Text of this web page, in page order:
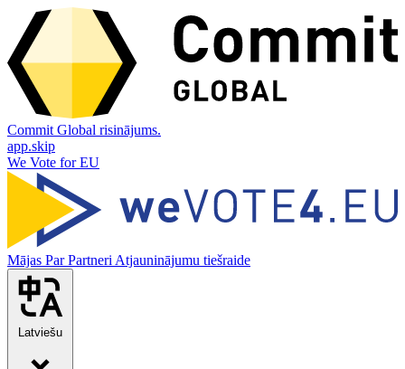
Commit Global risinājums.
app.skip
We Vote for EU
Mājas ParPartneri Atjauninājumu tiešraide
Latviešu